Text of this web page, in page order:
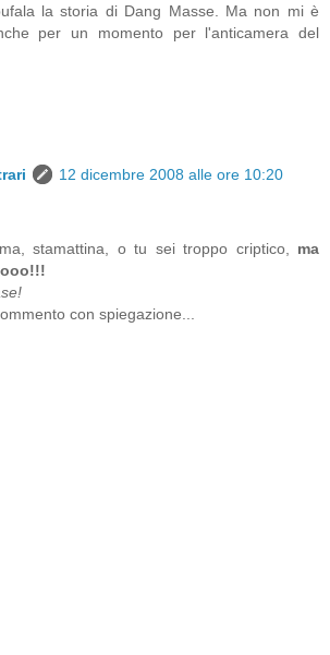
la storia di Dang Masse. Ma non mi è
per un momento per l'anticamera del
12 dicembre 2008 alle ore 10:20
stamattina, o tu sei troppo criptico, ma
con spiegazione...